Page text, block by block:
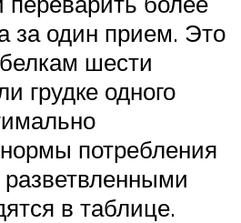
за один прием. Это
белкам шести
грудке одного
потребления
в таблице.